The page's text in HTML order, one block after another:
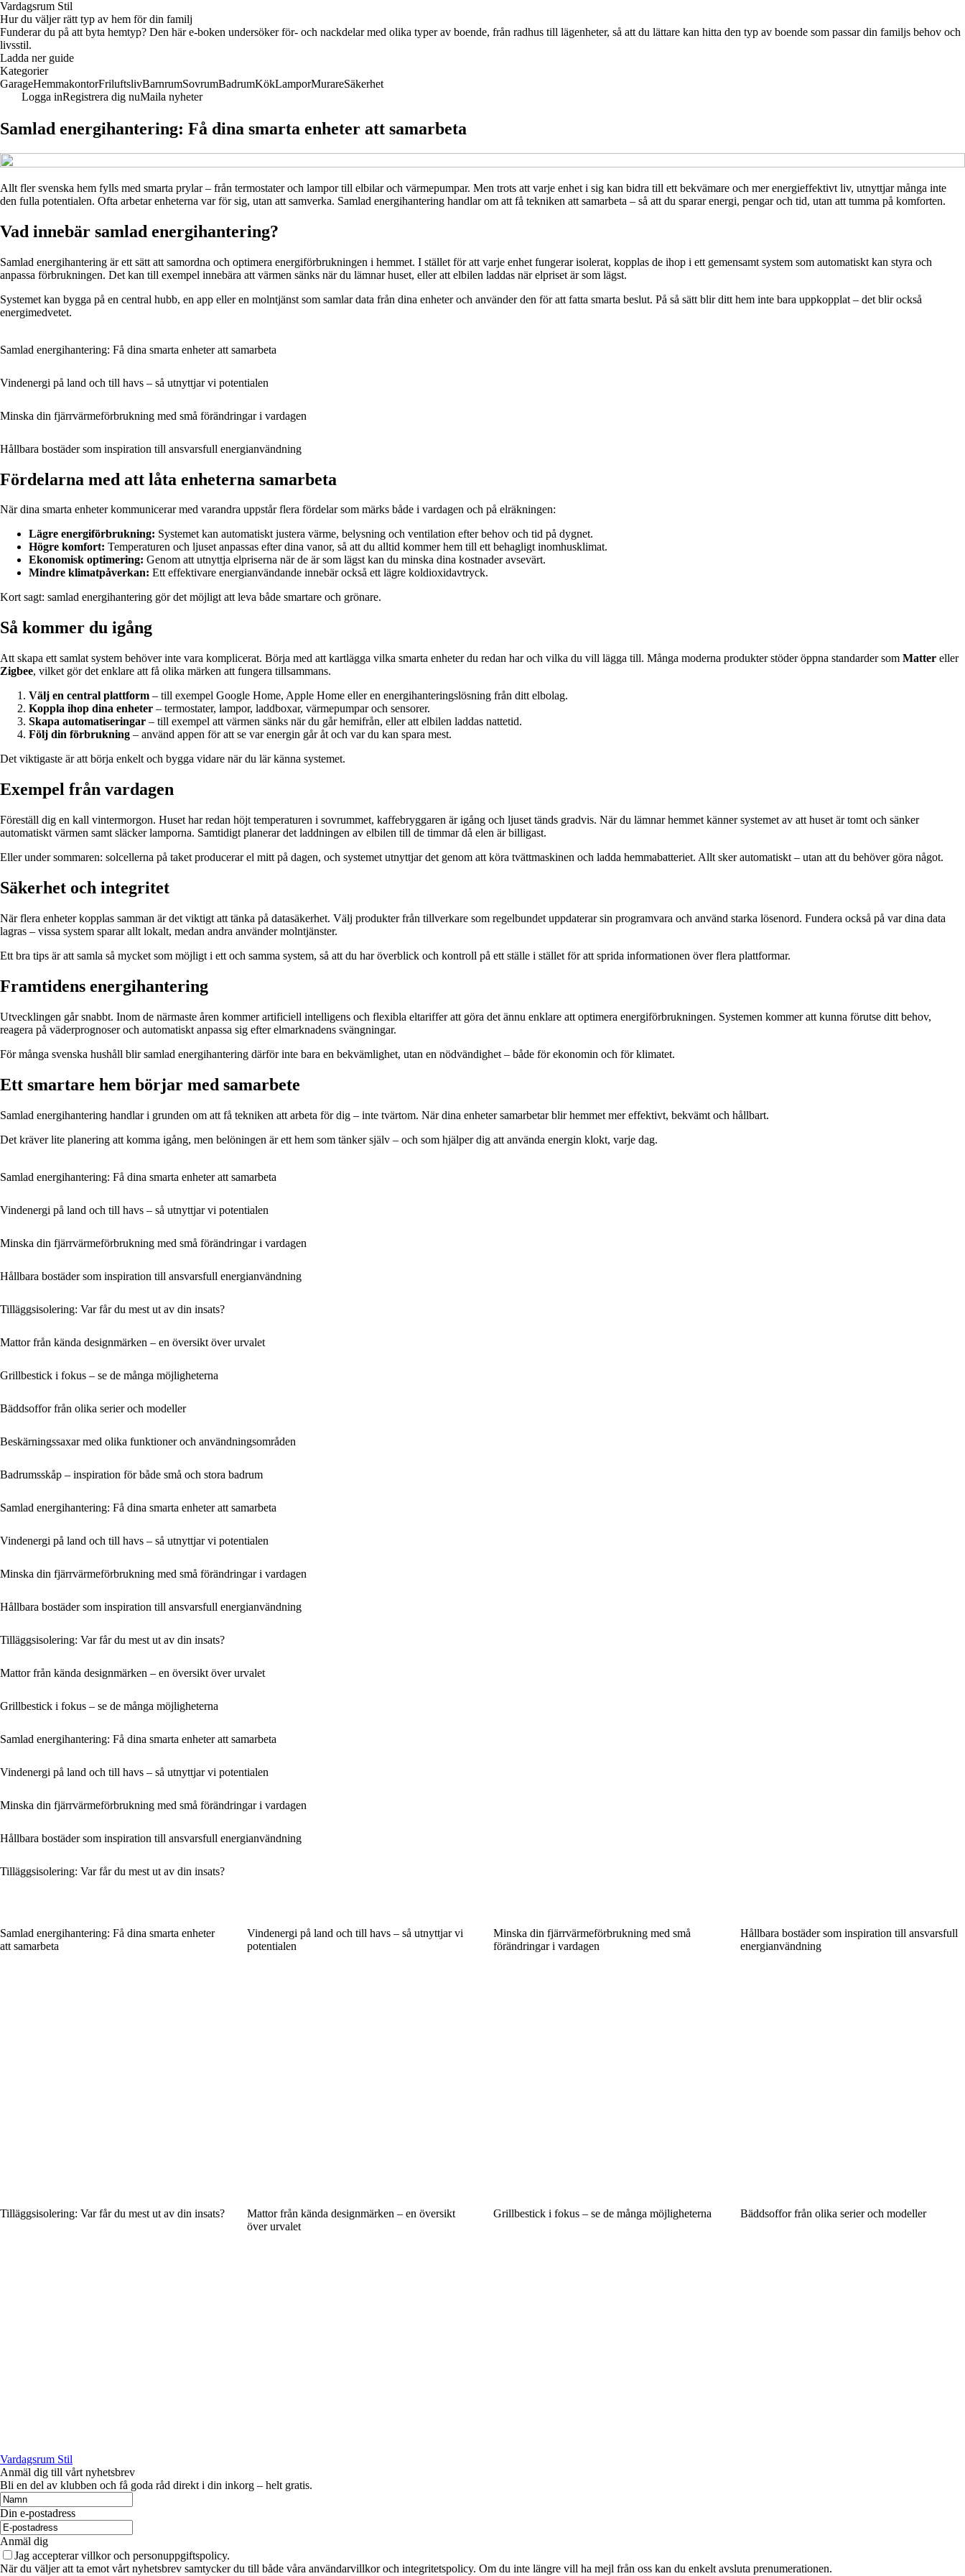
Vardagsrum Stil
Hur du väljer rätt typ av hem för din familj
Funderar du på att byta hemtyp? Den här e-boken undersöker för- och nackdelar med olika typer av boende, från radhus till lägenheter, så att du lättare kan hitta den typ av boende som passar din familjs behov och
livsstil.
Ladda ner guide
Kategorier
GarageHemmakontorFriluftslivBarnrumSovrumBadrumKökLamporMurareSäkerhet
Logga inRegistrera dig nuMaila nyheter
Samlad energihantering: Få dina smarta enheter att samarbeta
Allt fler svenska hem fylls med smarta prylar – från termostater och lampor till elbilar och värmepumpar. Men trots att varje enhet i sig kan bidra till ett bekvämare och mer energieffektivt liv, utnyttjar många inte
den fulla potentialen. Ofta arbetar enheterna var för sig, utan att samverka. Samlad energihantering handlar om att få tekniken att samarbeta – så att du sparar energi, pengar och tid, utan att tumma på komforten.
Vad innebär samlad energihantering?
Samlad energihantering är ett sätt att samordna och optimera energiförbrukningen i hemmet. I stället för att varje enhet fungerar isolerat, kopplas de ihop i ett gemensamt system som automatiskt kan styra och
anpassa förbrukningen. Det kan till exempel innebära att värmen sänks när du lämnar huset, eller att elbilen laddas när elpriset är som lägst.
Systemet kan bygga på en central hubb, en app eller en molntjänst som samlar data från dina enheter och använder den för att fatta smarta beslut. På så sätt blir ditt hem inte bara uppkopplat – det blir också
energimedvetet.
Samlad energihantering: Få dina smarta enheter att samarbeta
Vindenergi på land och till havs – så utnyttjar vi potentialen
Minska din fjärrvärmeförbrukning med små förändringar i vardagen
Hållbara bostäder som inspiration till ansvarsfull energianvändning
Fördelarna med att låta enheterna samarbeta
När dina smarta enheter kommunicerar med varandra uppstår flera fördelar som märks både i vardagen och på elräkningen:
Lägre energiförbrukning: Systemet kan automatiskt justera värme, belysning och ventilation efter behov och tid på dygnet.
Högre komfort: Temperaturen och ljuset anpassas efter dina vanor, så att du alltid kommer hem till ett behagligt inomhusklimat.
Ekonomisk optimering: Genom att utnyttja elpriserna när de är som lägst kan du minska dina kostnader avsevärt.
Mindre klimatpåverkan: Ett effektivare energianvändande innebär också ett lägre koldioxidavtryck.
Kort sagt: samlad energihantering gör det möjligt att leva både smartare och grönare.
Så kommer du igång
Att skapa ett samlat system behöver inte vara komplicerat. Börja med att kartlägga vilka smarta enheter du redan har och vilka du vill lägga till. Många moderna produkter stöder öppna standarder som Matter eller
Zigbee, vilket gör det enklare att få olika märken att fungera tillsammans.
Välj en central plattform – till exempel Google Home, Apple Home eller en energihanteringslösning från ditt elbolag.
Koppla ihop dina enheter – termostater, lampor, laddboxar, värmepumpar och sensorer.
Skapa automatiseringar – till exempel att värmen sänks när du går hemifrån, eller att elbilen laddas nattetid.
Följ din förbrukning – använd appen för att se var energin går åt och var du kan spara mest.
Det viktigaste är att börja enkelt och bygga vidare när du lär känna systemet.
Exempel från vardagen
Föreställ dig en kall vintermorgon. Huset har redan höjt temperaturen i sovrummet, kaffebryggaren är igång och ljuset tänds gradvis. När du lämnar hemmet känner systemet av att huset är tomt och sänker
automatiskt värmen samt släcker lamporna. Samtidigt planerar det laddningen av elbilen till de timmar då elen är billigast.
Eller under sommaren: solcellerna på taket producerar el mitt på dagen, och systemet utnyttjar det genom att köra tvättmaskinen och ladda hemmabatteriet. Allt sker automatiskt – utan att du behöver göra något.
Säkerhet och integritet
När flera enheter kopplas samman är det viktigt att tänka på datasäkerhet. Välj produkter från tillverkare som regelbundet uppdaterar sin programvara och använd starka lösenord. Fundera också på var dina data
lagras – vissa system sparar allt lokalt, medan andra använder molntjänster.
Ett bra tips är att samla så mycket som möjligt i ett och samma system, så att du har överblick och kontroll på ett ställe i stället för att sprida informationen över flera plattformar.
Framtidens energihantering
Utvecklingen går snabbt. Inom de närmaste åren kommer artificiell intelligens och flexibla eltariffer att göra det ännu enklare att optimera energiförbrukningen. Systemen kommer att kunna förutse ditt behov,
reagera på väderprognoser och automatiskt anpassa sig efter elmarknadens svängningar.
För många svenska hushåll blir samlad energihantering därför inte bara en bekvämlighet, utan en nödvändighet – både för ekonomin och för klimatet.
Ett smartare hem börjar med samarbete
Samlad energihantering handlar i grunden om att få tekniken att arbeta för dig – inte tvärtom. När dina enheter samarbetar blir hemmet mer effektivt, bekvämt och hållbart.
Det kräver lite planering att komma igång, men belöningen är ett hem som tänker själv – och som hjälper dig att använda energin klokt, varje dag.
Samlad energihantering: Få dina smarta enheter att samarbeta
Vindenergi på land och till havs – så utnyttjar vi potentialen
Minska din fjärrvärmeförbrukning med små förändringar i vardagen
Hållbara bostäder som inspiration till ansvarsfull energianvändning
Tilläggsisolering: Var får du mest ut av din insats?
Mattor från kända designmärken – en översikt över urvalet
Grillbestick i fokus – se de många möjligheterna
Bäddsoffor från olika serier och modeller
Beskärningssaxar med olika funktioner och användningsområden
Badrumsskåp – inspiration för både små och stora badrum
Samlad energihantering: Få dina smarta enheter att samarbeta
Vindenergi på land och till havs – så utnyttjar vi potentialen
Minska din fjärrvärmeförbrukning med små förändringar i vardagen
Hållbara bostäder som inspiration till ansvarsfull energianvändning
Tilläggsisolering: Var får du mest ut av din insats?
Mattor från kända designmärken – en översikt över urvalet
Grillbestick i fokus – se de många möjligheterna
Samlad energihantering: Få dina smarta enheter att samarbeta
Vindenergi på land och till havs – så utnyttjar vi potentialen
Minska din fjärrvärmeförbrukning med små förändringar i vardagen
Hållbara bostäder som inspiration till ansvarsfull energianvändning
Tilläggsisolering: Var får du mest ut av din insats?
Samlad energihantering: Få dina smarta enheter
att samarbeta
Vindenergi på land och till havs – så utnyttjar vi
potentialen
Minska din fjärrvärmeförbrukning med små
förändringar i vardagen
Hållbara bostäder som inspiration till ansvarsfull
energianvändning
Tilläggsisolering: Var får du mest ut av din insats?
Mattor från kända designmärken – en översikt
över urvalet
Grillbestick i fokus – se de många möjligheterna Bäddsoffor från olika serier och modeller
Vardagsrum Stil
Anmäl dig till vårt nyhetsbrev
Bli en del av klubben och få goda råd direkt i din inkorg – helt gratis.
Din e-postadress
Anmäl dig
Jag accepterar villkor och personuppgiftspolicy.
När du väljer att ta emot vårt nyhetsbrev samtycker du till både våra användarvillkor och integritetspolicy. Om du inte längre vill ha mejl från oss kan du enkelt avsluta prenumerationen.